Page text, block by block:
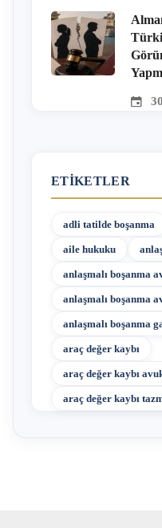
ETIKETLER
adli tatilde boşanma
aile hukuku
anlaşmalı boşanma
anlaşmalı boşanma
anlaşmalı boşanma
araç değer kaybı
araç değer kaybı
araç değer kaybı